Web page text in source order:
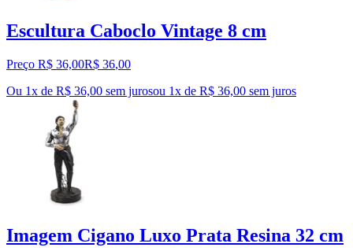
Escultura Caboclo Vintage 8 cm
Preço R$ 36,00R$ 36,00
Ou 1x de R$ 36,00 sem jurosou 1x de R$ 36,00 sem juros
Imagem Cigano Luxo Prata Resina 32 cm